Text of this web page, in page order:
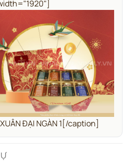
ĐẠI NGÀN 1[/caption]